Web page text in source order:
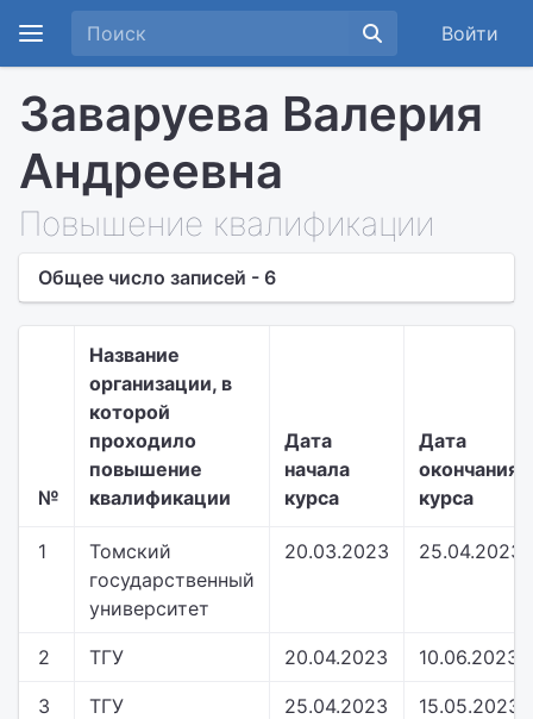
Войти
Заваруева Валерия
Андреевна
Повышение квалификации
Общее число записей - 6
№
Название
организации, в
которой
проходило
повышение
квалификации
Дата
начала
курса
Дата
окончания
курса
1
Томский
государственный
университет
20.03.2023 25.04.2023
2 ТГУ 20.04.2023 10.06.2023
3 ТГУ 25.04.2023 15.05.2023